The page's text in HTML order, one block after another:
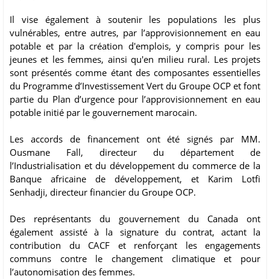
Il vise également à soutenir les populations les plus
vulnérables, entre autres, par l’approvisionnement en eau
potable et par la création d'emplois, y compris pour les
jeunes et les femmes, ainsi qu'en milieu rural. Les projets
sont présentés comme étant des composantes essentielles
du Programme d’Investissement Vert du Groupe OCP et font
partie du Plan d’urgence pour l’approvisionnement en eau
potable initié par le gouvernement marocain.
Les accords de financement ont été signés par MM.
Ousmane Fall, directeur du département de
l’Industrialisation et du développement du commerce de la
Banque africaine de développement, et Karim Lotfi
Senhadji, directeur financier du Groupe OCP.
Des représentants du gouvernement du Canada ont
également assisté à la signature du contrat, actant la
contribution du CACF et renforçant les engagements
communs contre le changement climatique et pour
l’autonomisation des femmes.